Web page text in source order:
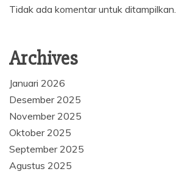
Tidak ada komentar untuk ditampilkan.
Archives
Januari 2026
Desember 2025
November 2025
Oktober 2025
September 2025
Agustus 2025